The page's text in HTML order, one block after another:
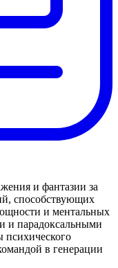
и фантазии за
способствующих
и ментальных
и парадоксальными
психического
в генерации